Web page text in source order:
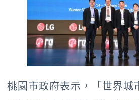
桃園市政府表示，「世界城